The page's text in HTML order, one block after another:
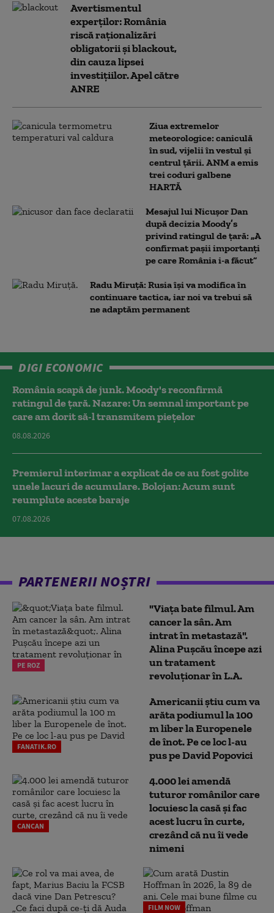
Avertismentul
experților: România
riscă raționalizări
obligatorii și blackout,
din cauza lipsei
investițiilor. Apel către
ANRE
Ziua extremelor
meteorologice: caniculă
în sud, vijelii în vestul și
centrul țării. ANM a emis
trei coduri galbene
HARTĂ
Mesajul lui Nicușor Dan
după decizia Moody’s
privind ratingul de țară: „A
confirmat pașii importanți
pe care România i-a făcut”
Radu Miruță: Rusia își va modifica în
continuare tactica, iar noi va trebui să
ne adaptăm permanent
DIGI ECONOMIC
România scapă de junk. Moody's reconfirmă
ratingul de țară. Nazare: Un semnal important pe
care am dorit să-l transmitem piețelor
08.08.2026
Premierul interimar a explicat de ce au fost golite
unele lacuri de acumulare. Bolojan: Acum sunt
reumplute aceste baraje
07.08.2026
PARTENERII NOȘTRI
PE ROZ
"Viața bate filmul. Am
cancer la sân. Am
intrat în metastază".
Alina Pușcău începe azi
un tratament
revoluționar în L.A.
FANATIK.RO
Americanii știu cum va
arăta podiumul la 100
m liber la Europenele
de înot. Pe ce loc l-au
pus pe David Popovici
CANCAN
4.000 lei amendă
tuturor românilor care
locuiesc la casă și fac
acest lucru în curte,
crezând că nu îi vede
nimeni
FILM NOW